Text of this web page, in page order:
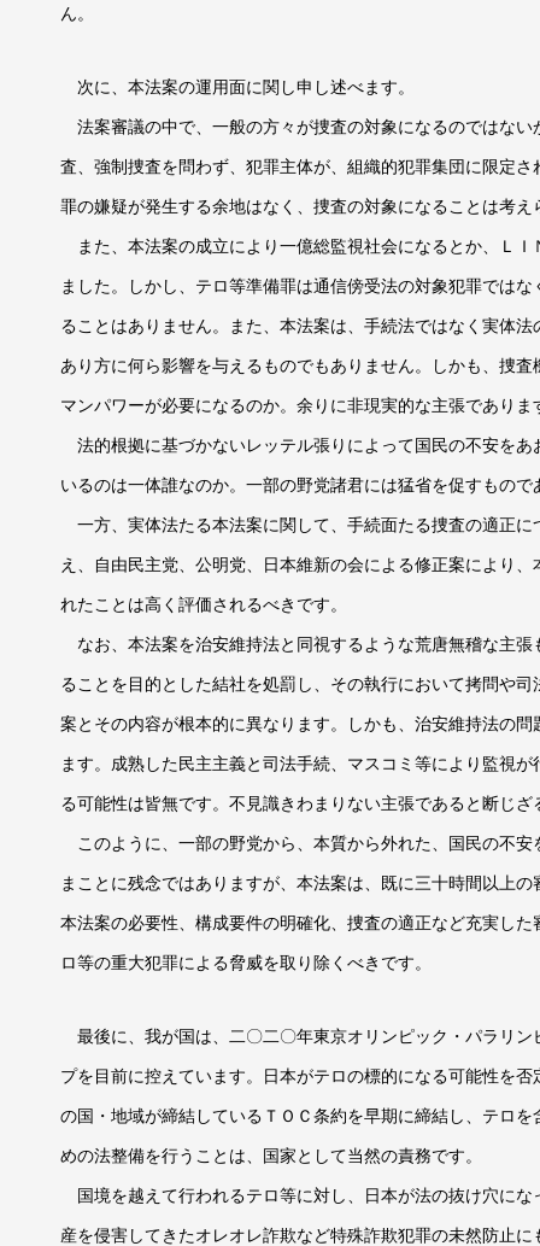
ん。
次に、本法案の運用面に関し申し述べます。
法案審議の中で、一般の方々が捜査の対象になるのではな
査、強制捜査を問わず、犯罪主体が、組織的犯罪集団に限定
罪の嫌疑が発生する余地はなく、捜査の対象になることは考え
また、本法案の成立により一億総監視社会になるとか、Ｌ
ました。しかし、テロ等準備罪は通信傍受法の対象犯罪では
ることはありません。また、本法案は、手続法ではなく実体
あり方に何ら影響を与えるものでもありません。しかも、捜
マンパワーが必要になるのか。余りに非現実的な主張でありま
法的根拠に基づかないレッテル張りによって国民の不安を
いるのは一体誰なのか。一部の野党諸君には猛省を促すもので
一方、実体法たる本法案に関して、手続面たる捜査の適正
え、自由民主党、公明党、日本維新の会による修正案により
れたことは高く評価されるべきです。
なお、本法案を治安維持法と同視するような荒唐無稽な主
ることを目的とした結社を処罰し、その執行において拷問や
案とその内容が根本的に異なります。しかも、治安維持法の
ます。成熟した民主主義と司法手続、マスコミ等により監視
る可能性は皆無です。不見識きわまりない主張であると断じざ
このように、一部の野党から、本質から外れた、国民の不
まことに残念ではありますが、本法案は、既に三十時間以上
本法案の必要性、構成要件の明確化、捜査の適正など充実し
ロ等の重大犯罪による脅威を取り除くべきです。
最後に、我が国は、二〇二〇年東京オリンピック・パラリ
プを目前に控えています。日本がテロの標的になる可能性を
の国・地域が締結しているＴＯＣ条約を早期に締結し、テロ
めの法整備を行うことは、国家として当然の責務です。
国境を越えて行われるテロ等に対し、日本が法の抜け穴に
産を侵害してきたオレオレ詐欺など特殊詐欺犯罪の未然防止に